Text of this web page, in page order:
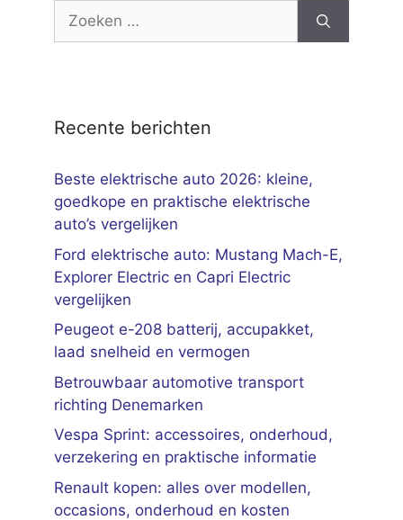
Zoek
Recente berichten
Beste elektrische auto 2026: kleine,
goedkope en praktische elektrische
auto’s vergelijken
Ford elektrische auto: Mustang Mach-E,
Explorer Electric en Capri Electric
vergelijken
Peugeot e-208 batterij, accupakket,
laad snelheid en vermogen
Betrouwbaar automotive transport
richting Denemarken
Vespa Sprint: accessoires, onderhoud,
verzekering en praktische informatie
Renault kopen: alles over modellen,
occasions, onderhoud en kosten